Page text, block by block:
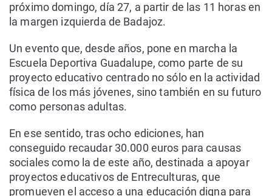
próximo domingo, día 27, a partir de las 11 horas en
la margen izquierda de Badajoz.
Un evento que, desde años, pone en marcha la
Escuela Deportiva Guadalupe, como parte de su
proyecto educativo centrado no sólo en la actividad
física de los más jóvenes, sino también en su futuro
como personas adultas.
En ese sentido, tras ocho ediciones, han
conseguido recaudar 30.000 euros para causas
sociales como la de este año, destinada a apoyar
proyectos educativos de Entreculturas, que
promueven el acceso a una educación digna para